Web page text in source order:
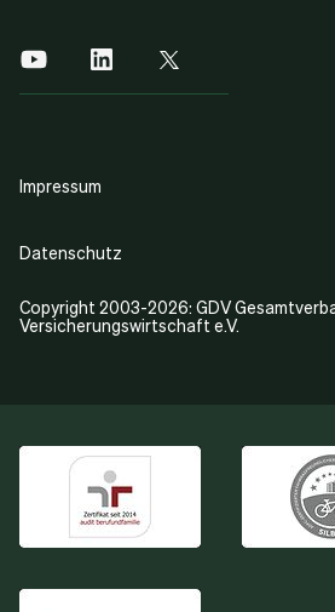
Copyright 2003-2026: GDV
Versicherungswirtschaft e.V.
Impressum
Datenschutz